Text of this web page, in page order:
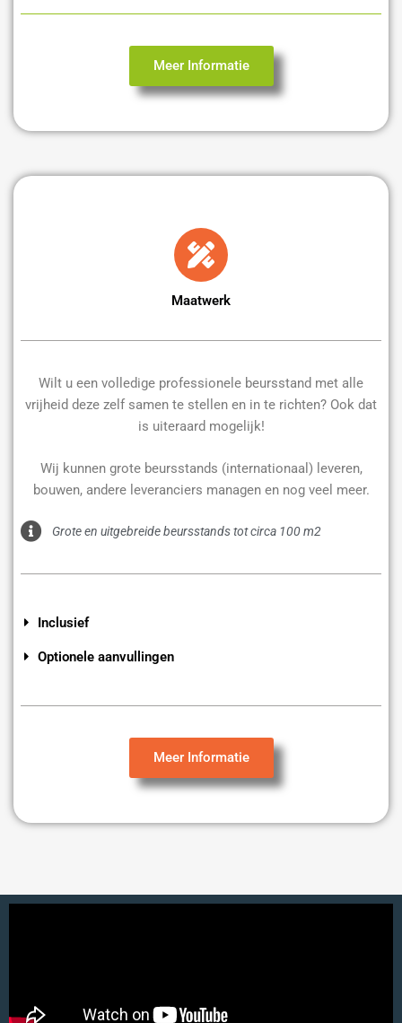
Meer Informatie
Maatwerk
Wilt u een volledige professionele beursstand met alle
vrijheid deze zelf samen te stellen en in te richten? Ook dat
is uiteraard mogelijk!
Wij kunnen grote beursstands (internationaal) leveren,
bouwen, andere leveranciers managen en nog veel meer.
Grote en uitgebreide beursstands tot circa 100 m2
Inclusief
Optionele aanvullingen
Meer Informatie